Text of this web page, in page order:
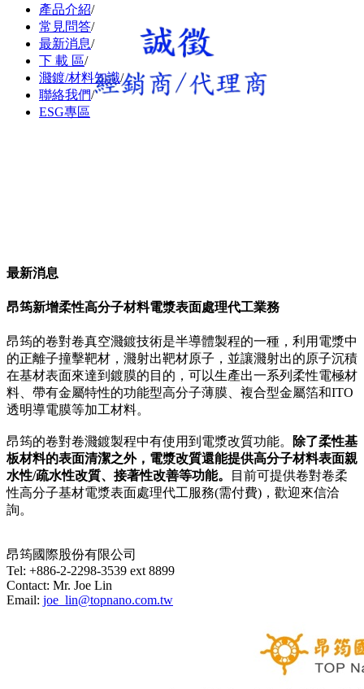
產品介紹/
常見問答/
最新消息/
下 載 區/
濺鍍/材料知識/
聯絡我們/
ESG專區
最新消息
昂筠新增柔性高分子材料電漿表面處理代工業務
昂筠的卷對卷真空濺鍍技術是半導體製程的一種，利用電漿中
的正離子撞擊靶材，濺射出靶材原子，並讓濺射出的原子沉積
在基材表面來達到鍍膜的目的，可以生產出一系列柔性電極材
料、帶有金屬特性的功能型高分子薄膜、複合型金屬箔和ITO
透明導電膜等加工材料。
昂筠的卷對卷濺鍍製程中有使用到電漿改質功能。
除了柔性基
板材料的表面清潔之外，電漿改質還能提供高分子材料表面親
水性/疏水性改質、接著性改善等功能。
目前可提供卷對卷柔
性高分子基材電漿表面處理代工服務(需付費)，歡迎來信洽
詢。
昂筠國際股份有限公司
Tel: +886-2-2298-3539 ext 8899
Contact: Mr. Joe Lin
Email: joe_lin@topnano.com.tw